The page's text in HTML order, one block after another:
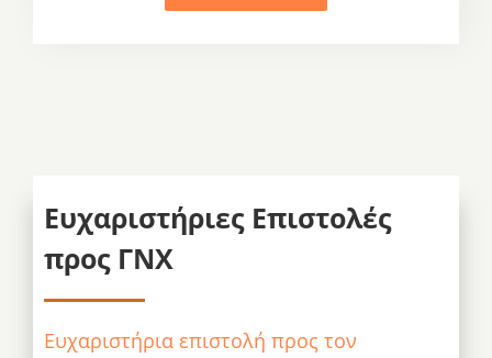
Ευχαριστήριες Επιστολές
προς ΓΝΧ
Ευχαριστήρια επιστολή προς τον